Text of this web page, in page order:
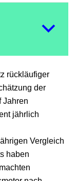
rückläufiger
der
Jahren
jährlich
Vergleich
haben